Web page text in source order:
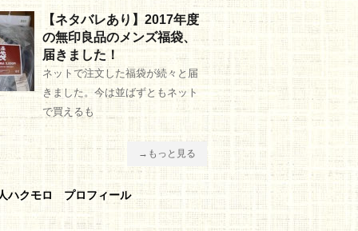
【ネタバレあり】2017年度
の無印良品のメンズ福袋、
届きました！
ネットで注文した福袋が続々と届
きました。今は並ばずともネット
で買えるも
→もっと見る
ハクモロ プロフィール